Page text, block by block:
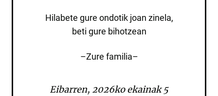
Hilabete gure ondotik joan zinela,
beti gure bihotzean
–Zure familia–
Eibarren, 2026ko ekainak 5